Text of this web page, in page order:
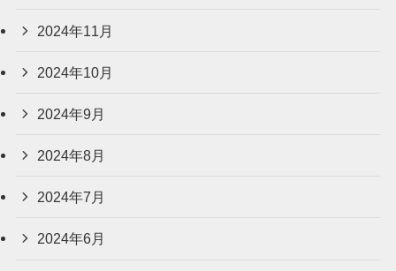
2024年11月
2024年10月
2024年9月
2024年8月
2024年7月
2024年6月